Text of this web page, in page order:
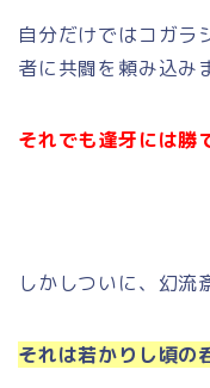
自分だけではコガラ
者に共闘を頼み込み
それでも逢牙には勝
しかしついに、幻流
それは若かりし頃の